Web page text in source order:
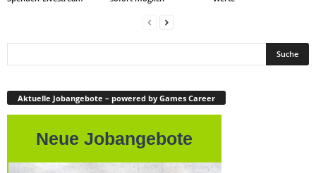
Aktuelle Jobangebote – powered by Games Career